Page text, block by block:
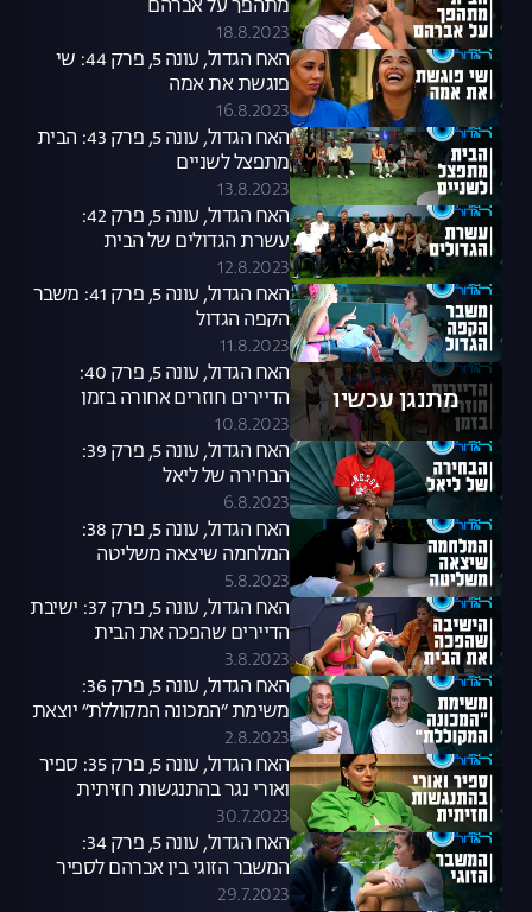
מתהפך על אברהם
18.8.2023
האח הגדול, עונה 5, פרק 44: שי
פוגשת את אמה
16.8.2023
האח הגדול, עונה 5, פרק 43: הבית
מתפצל לשניים
13.8.2023
האח הגדול, עונה 5, פרק 42:
עשרת הגדולים של הבית
12.8.2023
האח הגדול, עונה 5, פרק 41: משבר
הקפה הגדול
11.8.2023
מתנגן עכשיו
האח הגדול, עונה 5, פרק 40:
הדיירים חוזרים אחורה בזמן
10.8.2023
האח הגדול, עונה 5, פרק 39:
הבחירה של ליאל
6.8.2023
האח הגדול, עונה 5, פרק 38:
המלחמה שיצאה משליטה
5.8.2023
האח הגדול, עונה 5, פרק 37: ישיבת
הדיירים שהפכה את הבית
3.8.2023
האח הגדול, עונה 5, פרק 36:
משימת ״המכונה המקוללת״ יוצאת
לדרך
2.8.2023
האח הגדול, עונה 5, פרק 35: ספיר
ואורי נגר בהתנגשות חזיתית
30.7.2023
האח הגדול, עונה 5, פרק 34:
המשבר הזוגי בין אברהם לספיר
29.7.2023